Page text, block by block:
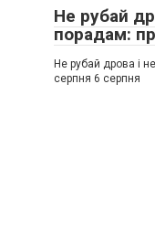
Не рубай
порадам:
Не рубай дрова і
серпня 6 серпня